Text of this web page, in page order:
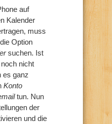
auf
Kalender
muss
die Option
suchen. Ist
nicht
es ganz
Konto
tun. Nun
der
und die